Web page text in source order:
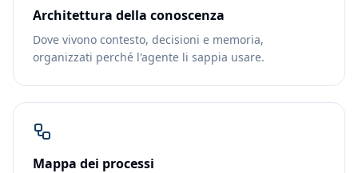
Architettura della conoscenza
Dove vivono contesto, decisioni e memoria,
organizzati perché l'agente li sappia usare.
Mappa dei processi